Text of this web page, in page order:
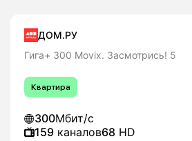
ДОМ.РУ
Гига+ 300 Movix. Засмотрись! 5
Квартира
300Мбит/с
159 каналов68 HD